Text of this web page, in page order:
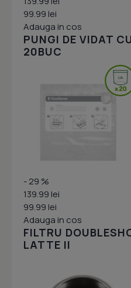
99.99 lei
Adauga in cos
PUNGI DE VIDAT
20BUC
- 29 %
139.99 lei
99.99 lei
Adauga in cos
FILTRU
LATTE II